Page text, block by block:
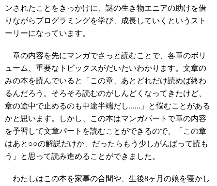
ンされたことをきっかけに、謎の生き物エニアの助けを借
りながらプログラミングを学び、成長していくというスト
ーリーになっています。
章の内容を先にマンガでさっと読むことで、各章のボリ
ューム、重要なトピックスがだいたいわかります。文章の
みの本を読んでいると「この章、あとどれだけ読めば終わ
るんだろう。そろそろ読むのがしんどくなってきたけど、
章の途中で止めるのも中途半端だし......」と悩むことがある
かと思います。しかし、この本はマンガパートで章の内容
を予習して文章パートを読むことができるので、「この章
はあと○○の解説だけか、だったらもう少しがんばって読も
う」と思って読み進めることができました。
わたしはこの本を家事の合間や、生後8ヶ月の娘を寝かし